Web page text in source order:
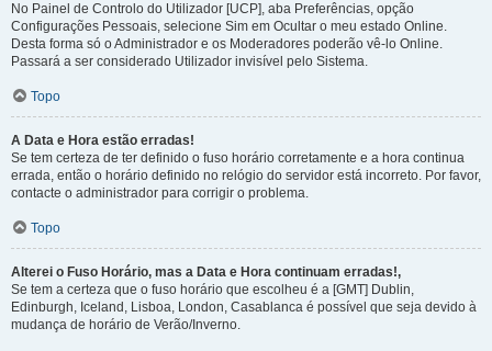
No Painel de Controlo do Utilizador [UCP], aba Preferências, opção
Configurações Pessoais, selecione Sim em Ocultar o meu estado Online.
Desta forma só o Administrador e os Moderadores poderão vê-lo Online.
Passará a ser considerado Utilizador invisível pelo Sistema.
Topo
A Data e Hora estão erradas!
Se tem certeza de ter definido o fuso horário corretamente e a hora continua
errada, então o horário definido no relógio do servidor está incorreto. Por favor,
contacte o administrador para corrigir o problema.
Topo
Alterei o Fuso Horário, mas a Data e Hora continuam erradas!,
Se tem a certeza que o fuso horário que escolheu é a [GMT] Dublin,
Edinburgh, Iceland, Lisboa, London, Casablanca é possível que seja devido à
mudança de horário de Verão/Inverno.